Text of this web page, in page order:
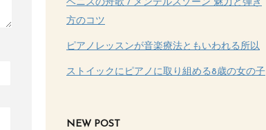
ベニスの舟歌 / メンデルスゾーン 魅力と弾き
方のコツ
ピアノレッスンが音楽療法ともいわれる所以
ストイックにピアノに取り組める8歳の女の子
NEW POST